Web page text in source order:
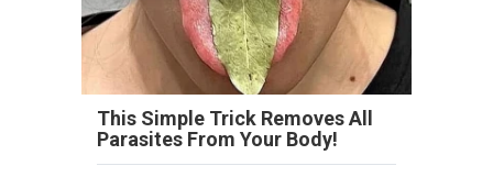
This Simple Trick Removes All
Parasites From Your Body!